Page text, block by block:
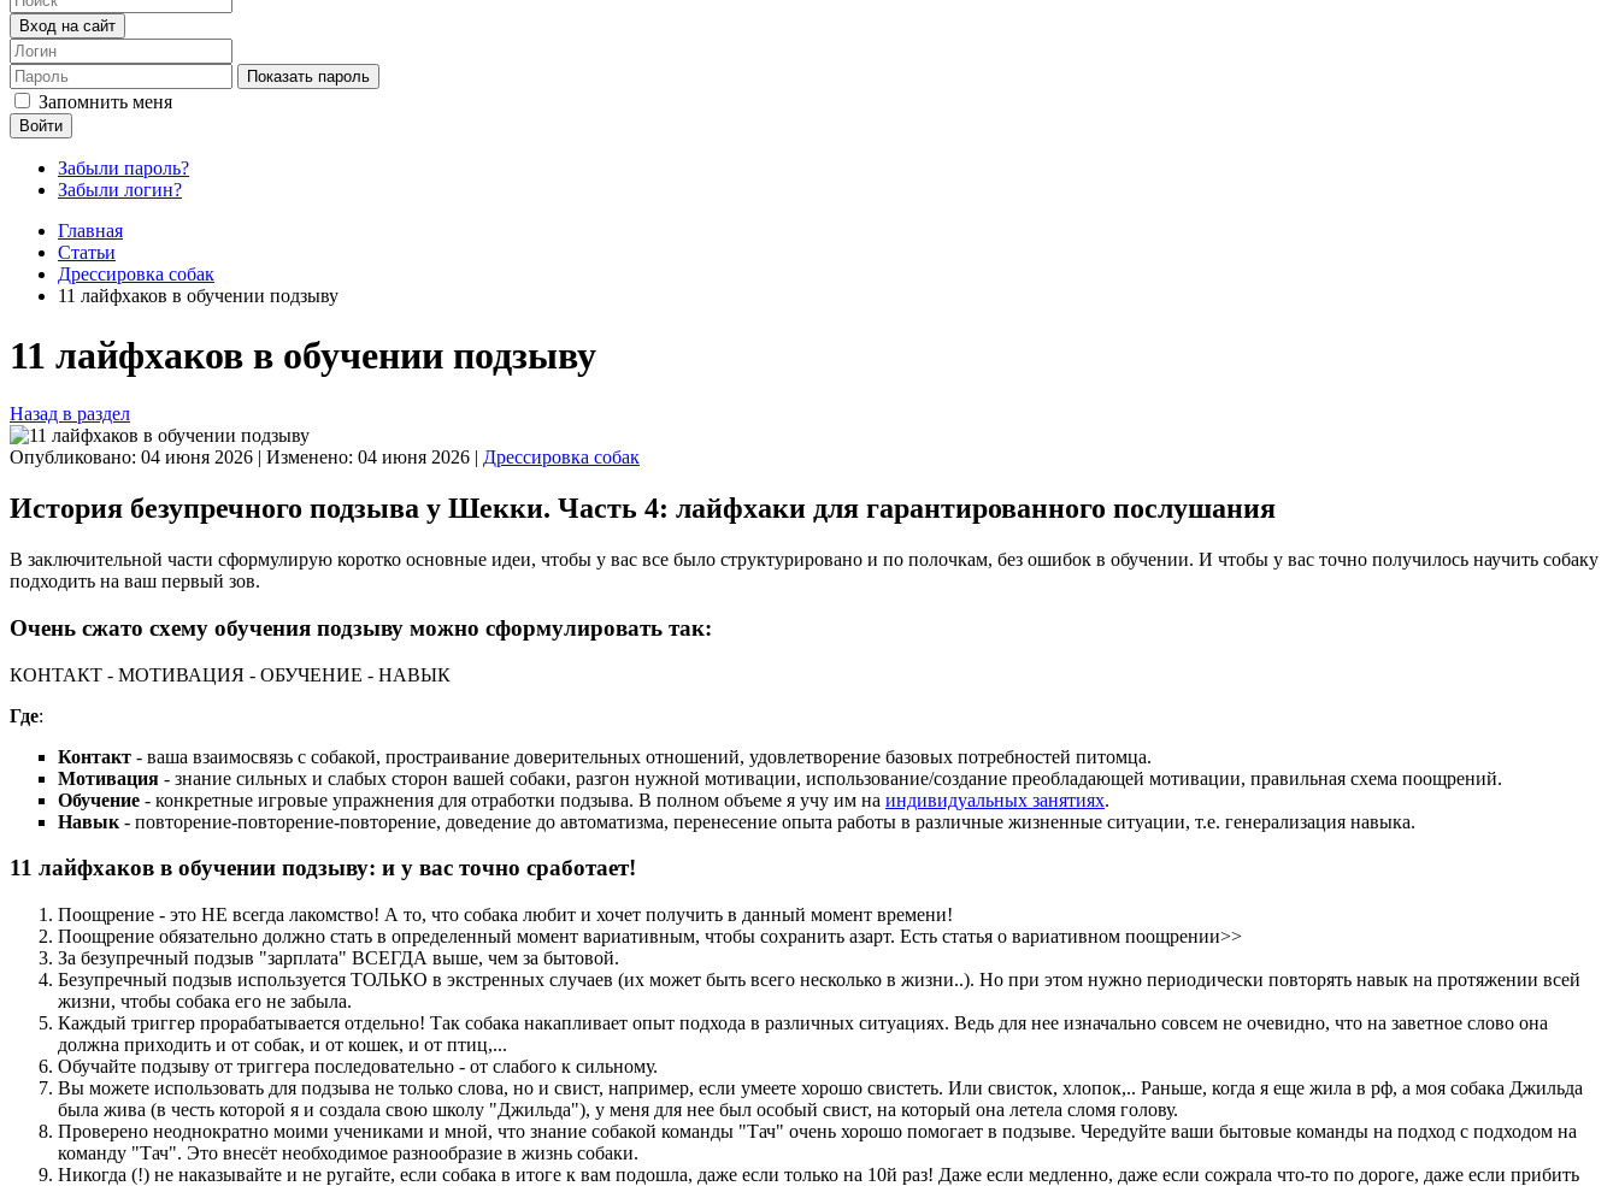
Вход на сайт
Показать пароль
Запомнить меня
Войти
Забыли пароль?
Забыли логин?
Главная
Статьи
Дрессировка собак
11 лайфхаков в обучении подзыву
11 лайфхаков в обучении подзыву
Назад в раздел
Опубликовано: 04 июня 2026 | Изменено: 04 июня 2026 | Дрессировка собак
История безупречного подзыва у Шекки. Часть 4: лайфхаки для гарантированного послушания
В заключительной части сформулирую коротко основные идеи, чтобы у вас все было структурировано и по полочкам, без ошибок в обучении. И чтобы у вас точно получилось научить собаку
подходить на ваш первый зов.
Очень сжато схему обучения подзыву можно сформулировать так:
КОНТАКТ - МОТИВАЦИЯ - ОБУЧЕНИЕ - НАВЫК
Где:
Контакт - ваша взаимосвязь с собакой, простраивание доверительных отношений, удовлетворение базовых потребностей питомца.
Мотивация - знание сильных и слабых сторон вашей собаки, разгон нужной мотивации, использование/создание преобладающей мотивации, правильная схема поощрений.
Обучение - конкретные игровые упражнения для отработки подзыва. В полном объеме я учу им на индивидуальных занятиях.
Навык - повторение-повторение-повторение, доведение до автоматизма, перенесение опыта работы в различные жизненные ситуации, т.е. генерализация навыка.
11 лайфхаков в обучении подзыву: и у вас точно сработает!
Поощрение - это НЕ всегда лакомство! А то, что собака любит и хочет получить в данный момент времени!
Поощрение обязательно должно стать в определенный момент вариативным, чтобы сохранить азарт. Есть статья о вариативном поощрении>>
За безупречный подзыв "зарплата" ВСЕГДА выше, чем за бытовой.
Безупречный подзыв используется ТОЛЬКО в экстренных случаев (их может быть всего несколько в жизни..). Но при этом нужно периодически повторять навык на протяжении всей
жизни, чтобы собака его не забыла.
Каждый триггер прорабатывается отдельно! Так собака накапливает опыт подхода в различных ситуациях. Ведь для нее изначально совсем не очевидно, что на заветное слово она
должна приходить и от собак, и от кошек, и от птиц,...
Обучайте подзыву от триггера последовательно - от слабого к сильному.
Вы можете использовать для подзыва не только слова, но и свист, например, если умеете хорошо свистеть. Или свисток, хлопок,.. Раньше, когда я еще жила в рф, а моя собака Джильда
была жива (в честь которой я и создала свою школу "Джильда"), у меня для нее был особый свист, на который она летела сломя голову.
Проверено неоднократно моими учениками и мной, что знание собакой команды "Тач" очень хорошо помогает в подзыве. Чередуйте ваши бытовые команды на подход с подходом на
команду "Тач". Это внесёт необходимое разнообразие в жизнь собаки.
Никогда (!) не наказывайте и не ругайте, если собака в итоге к вам подошла, даже если только на 10й раз! Даже если медленно, даже если сожрала что-то по дороге, даже если прибить